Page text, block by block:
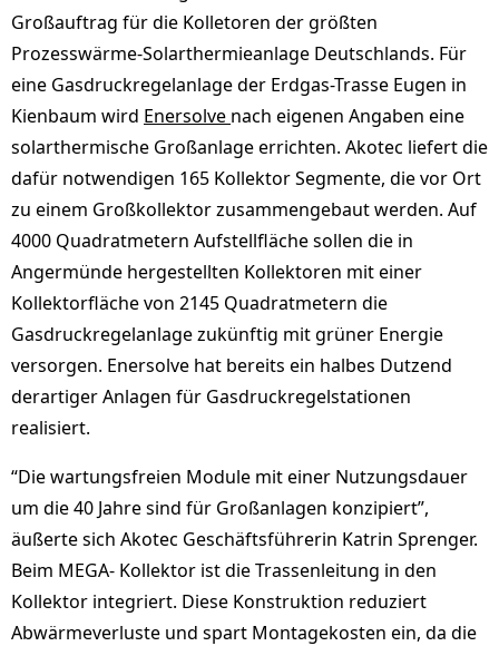
Großauftrag für die Kolletoren der größten
Prozesswärme-Solarthermieanlage Deutschlands. Für
eine Gasdruckregelanlage der Erdgas-Trasse Eugen in
Kienbaum wird Enersolve nach eigenen Angaben eine
solarthermische Großanlage errichten. Akotec liefert die
dafür notwendigen 165 Kollektor Segmente, die vor Ort
zu einem Großkollektor zusammengebaut werden. Auf
4000 Quadratmetern Aufstellfläche sollen die in
Angermünde hergestellten Kollektoren mit einer
Kollektorfläche von 2145 Quadratmetern die
Gasdruckregelanlage zukünftig mit grüner Energie
versorgen. Enersolve hat bereits ein halbes Dutzend
derartiger Anlagen für Gasdruckregelstationen
realisiert.
“Die wartungsfreien Module mit einer Nutzungsdauer
um die 40 Jahre sind für Großanlagen konzipiert”,
äußerte sich Akotec Geschäftsführerin Katrin Sprenger.
Beim MEGA- Kollektor ist die Trassenleitung in den
Kollektor integriert. Diese Konstruktion reduziert
Abwärmeverluste und spart Montagekosten ein, da die